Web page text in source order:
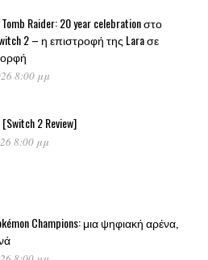
Raider: 20 year celebration στο
2 – η επιστροφή της Lara σε
8:00 μμ
2 Review]
8:00 μμ
Champions: μια ψηφιακή αρένα,